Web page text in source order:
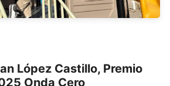
López Castillo, Premio
Onda Cero